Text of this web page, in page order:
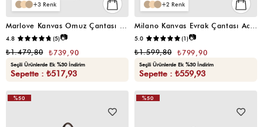
3
Marlove Kanvas Omuz Çantası Taba
4.8 (5)📷
₺739,90
₺1.479,80
Seçili Ürünlerde Ek %30 İndirim
Sepette : ₺517,93
2
Milano Kanvas Evrak Çantası Acı Kahve
5.0 (1)📷
₺799,90
₺1.599,80
Seçili Ürünlerde Ek %30 İndirim
Sepette : ₺559,93
%50
%50